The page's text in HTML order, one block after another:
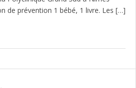
de prévention 1 bébé, 1 livre. Les […]